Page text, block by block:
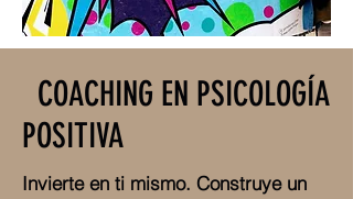
COACHING EN PSICOLOGÍA
POSITIVA
Invierte en ti mismo. Construye un